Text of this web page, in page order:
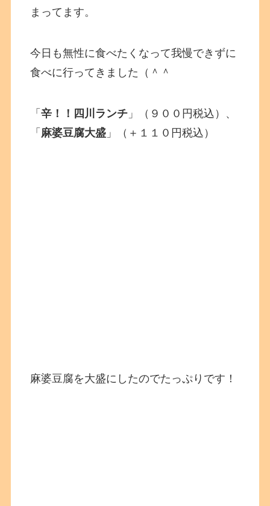
まってます。
今日も無性に食べたくなって我慢できずに
食べに行ってきました（＾＾
「辛！！四川ランチ 」（９００円税込）、
「 麻婆豆腐大盛 」（＋１１０円税込）
麻婆豆腐を大盛にしたのでたっぷりです！